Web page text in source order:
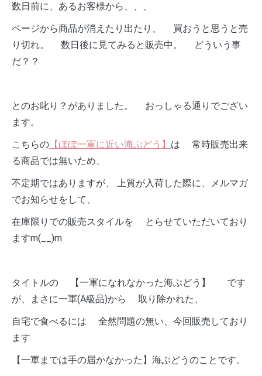
数日前に、あるお客様から、、、
ページから商品が消えたり出たり、 買おうと思うと売
り切れ。 数日後に見てみると販売中。 どういう事
だ？？
とのお叱り？がありました。 おっしゃる通りでござい
ます。
こちらの 【ほぼ一軍に近い海ぶどう】 は 常時販売出来
る商品では無いため、
不定期ではありますが、 上質が入荷した際に、メルマガ
でお知らせをして、
在庫限りでの販売スタイルを とらせていただいており
ますm(__)m
タイトルの 【一軍になれなかった海ぶどう】 です
が、まさに一軍(A級品)から 取り除かれた、
自宅で食べるには 全然問題の無い、今回販売しており
ます
【一軍までは手の届かなかった】海ぶどうのことです。